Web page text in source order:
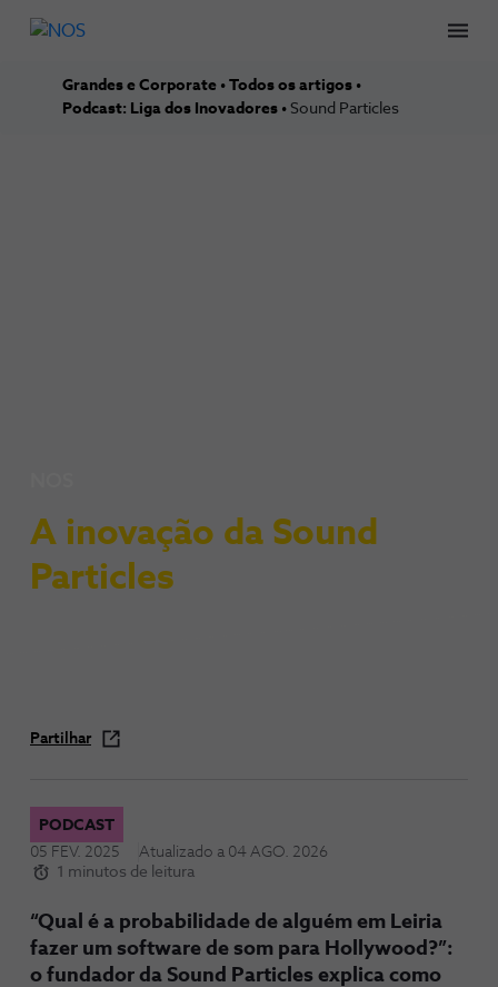
Grandes e Corporate
Todos os artigos
Podcast: Liga dos Inovadores
Sound Particles
A inovação da Sound
Particles
Partilhar
PODCAST
05 FEV. 2025
Atualizado a 04 AGO. 2026
1 minutos de leitura
“Qual é a probabilidade de alguém em Leiria
fazer um software de som para Hollywood?”:
o fundador da Sound Particles explica como